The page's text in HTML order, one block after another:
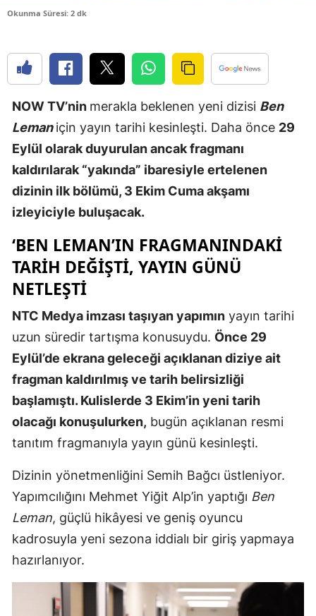
Diyarbakır
Edirne
Elazığ
Erzincan
Erzurum
Giresun
Hakkari
Hatay
Isparta
Mersin
İstanbul
Kars
Kayseri
Okunma Süresi: 2 dk
NOW TV’nin merakla beklenen yeni dizisi Ben
Leman için yayın tarihi kesinleşti. Daha önce 29
Eylül olarak duyurulan ancak fragmanı
kaldırılarak “yakında” ibaresiyle ertelenen
dizinin ilk bölümü, 3 Ekim Cuma akşamı
izleyiciyle buluşacak.
‘BEN LEMAN’IN FRAGMANINDAKI
TARIH DEĞIŞTI, YAYIN GÜNÜ
NETLEŞTI
NTC Medya imzası taşıyan yapımın yayın tarihi
uzun süredir tartışma konusuydu. Önce 29
Eylül’de ekrana geleceği açıklanan diziye ait
fragman kaldırılmış ve tarih belirsizliği
başlamıştı. Kulislerde 3 Ekim’in yeni tarih
olacağı konuşulurken, bugün açıklanan resmi
tanıtım fragmanıyla yayın günü kesinleşti.
Dizinin yönetmenliğini Semih Bağcı üstleniyor.
Yapımcılığını Mehmet Yiğit Alp’in yaptığı Ben
Leman, güçlü hikâyesi ve geniş oyuncu
kadrosuyla yeni sezona iddialı bir giriş yapmaya
hazırlanıyor.